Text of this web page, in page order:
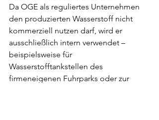
Da OGE als reguliertes Unternehmen
den produzierten Wasserstoff nicht
kommerziell nutzen darf, wird er
ausschließlich intern verwendet –
beispielsweise für
Wasserstofftankstellen des
firmeneigenen Fuhrparks oder zur